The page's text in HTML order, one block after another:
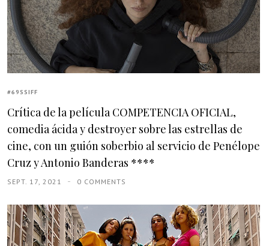
#69SSIFF
Crítica de la película COMPETENCIA OFICIAL,
comedia ácida y destroyer sobre las estrellas de
cine, con un guión soberbio al servicio de Penélope
Cruz y Antonio Banderas ****
SEPT. 17, 2021 0 COMMENTS